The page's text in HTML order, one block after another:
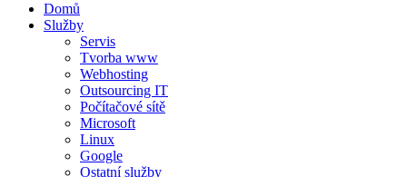
Domů
Služby
Servis
Tvorba www
Webhosting
Outsourcing IT
Počítačové sítě
Microsoft
Linux
Google
Ostatní služby